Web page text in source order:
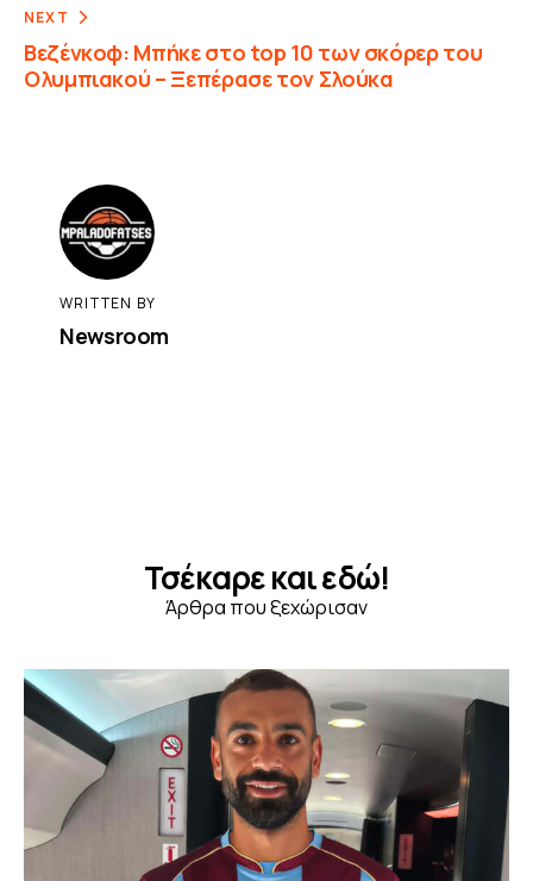
NEXT
Βεζένκοφ: Μπήκε στο top 10 των σκόρερ του
Ολυμπιακού – Ξεπέρασε τον Σλούκα
WRITTEN BY
Newsroom
Τσέκαρε και εδώ!
Άρθρα που ξεχώρισαν